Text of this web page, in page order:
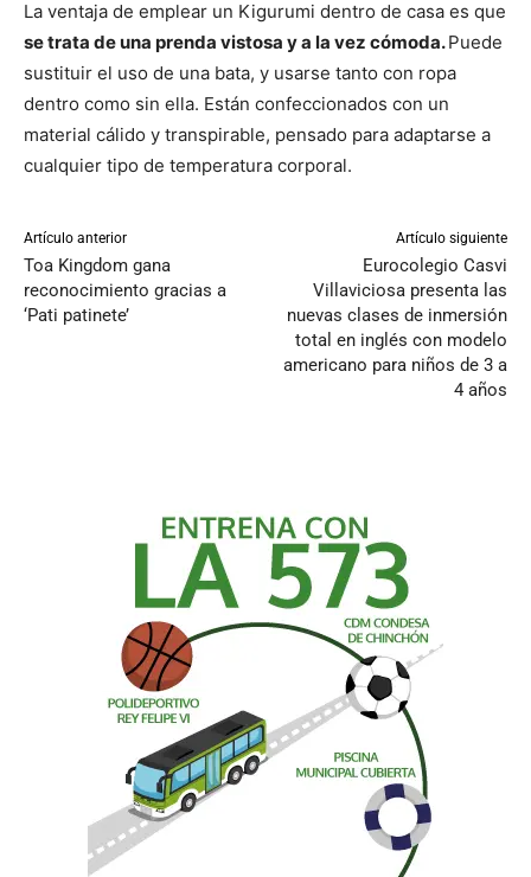
La ventaja de emplear un Kigurumi dentro de casa es que
se trata de una prenda vistosa y a la vez cómoda.Puede
sustituir el uso de una bata, y usarse tanto con ropa
dentro como sin ella. Están confeccionados con un
material cálido y transpirable, pensado para adaptarse a
cualquier tipo de temperatura corporal.
Artículo anterior
Toa Kingdom gana
reconocimiento gracias a
‘Pati patinete’
Artículo siguiente
Eurocolegio Casvi
Villaviciosa presenta las
nuevas clases de inmersión
total en inglés con modelo
americano para niños de 3 a
4 años